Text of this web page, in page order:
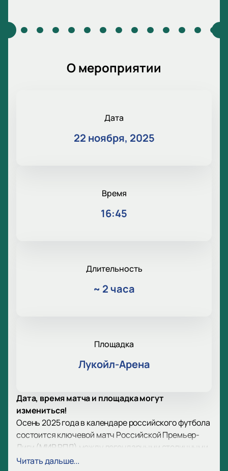
О мероприятии
Дата
22 ноября, 2025
Время
16:45
Длительность
~ 2 часа
Площадка
Лукойл-Арена
Дата, время матча и площадка могут
измениться!
Осень 2025 года в календаре российского футбола
состоится ключевой матч Российской Премьер-
Лиги (МИР РПЛ) между легендарными столичными
клубами «Спартак — ЦСКА».
Читать дальше...